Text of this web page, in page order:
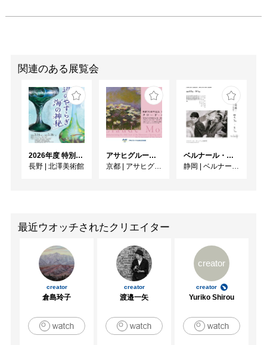
関連のある展覧会
2026年度 特別展「ガレとドーム、アール･ヌーヴォーのガラス 水辺のやすらぎ、海の神秘」
長野 | 北澤美術館
アサヒグループ大山崎山荘美術館 開館30周年記念展「没後100年 クロード・モネ」
京都 | アサヒグループ大山崎山荘美術館
ベルナール・ビュフェと写真 ーカメラがとらえたビュフェとその時代、そして21 世紀へ
静岡 | ベルナール・ビュフェ美術館
最近ウオッチされたクリエイター
creator
倉島玲子
creator
渡邉一矢
creator
creator
Yuriko Shirou